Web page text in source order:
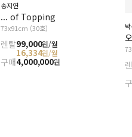
송지연
... of Topping
73x91cm (30호)
렌탈99,000원/월
16,334원/월
구매4,000,000원